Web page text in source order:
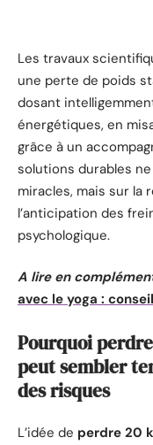
Les travaux
une perte de poids
dosant
énergétiques, en
grâce à un
solutions durables
miracles, mais sur la
l’anticipation des
psychologique.
A lire en
avec le yoga :
Pourquoi
peut sembler
des risques
L’idée de perdre 20